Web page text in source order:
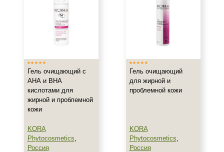
Любой возраст
Показать еще
Действие
Матирование
Обезжиривание
Гель очищающий с
АНА и ВНА
кислотами для
жирной и проблемной
кожи
KORA
Phytocosmetics,
Россия
Гель очищающий
для жирной и
проблемной кожи
KORA
Phytocosmetics,
Россия